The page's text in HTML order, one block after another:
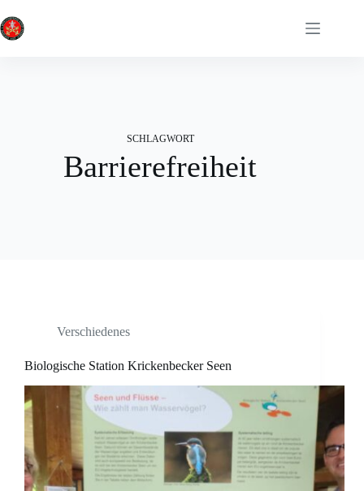
Inhalt
springen
SCHLAGWORT
Barrierefreiheit
Verschiedenes
Biologische Station Krickenbecker Seen